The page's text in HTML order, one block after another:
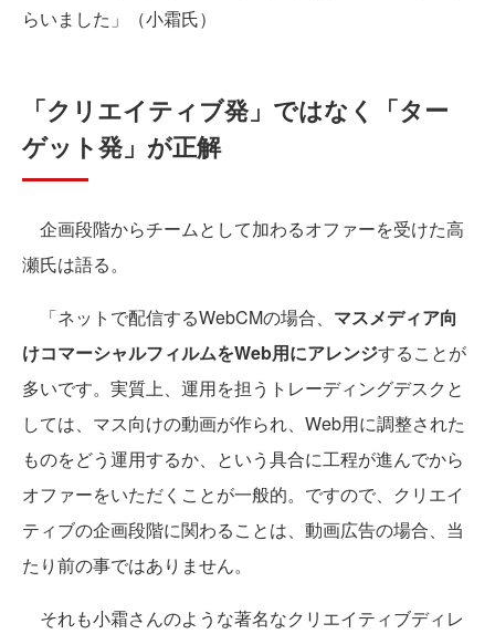
らいました」（小霜氏）
「クリエイティブ発」ではなく「ター
ゲット発」が正解
企画段階からチームとして加わるオファーを受けた高
瀬氏は語る。
「ネットで配信するWebCMの場合、 マスメディア向
けコマーシャルフィルムをWeb用にアレンジすることが
多いです。実質上、運用を担うトレーディングデスクと
しては、マス向けの動画が作られ、Web用に調整された
ものをどう運用するか、という具合に工程が進んでから
オファーをいただくことが一般的。ですので、クリエイ
ティブの企画段階に関わることは、動画広告の場合、当
たり前の事ではありません。
それも小霜さんのような著名なクリエイティブディレ